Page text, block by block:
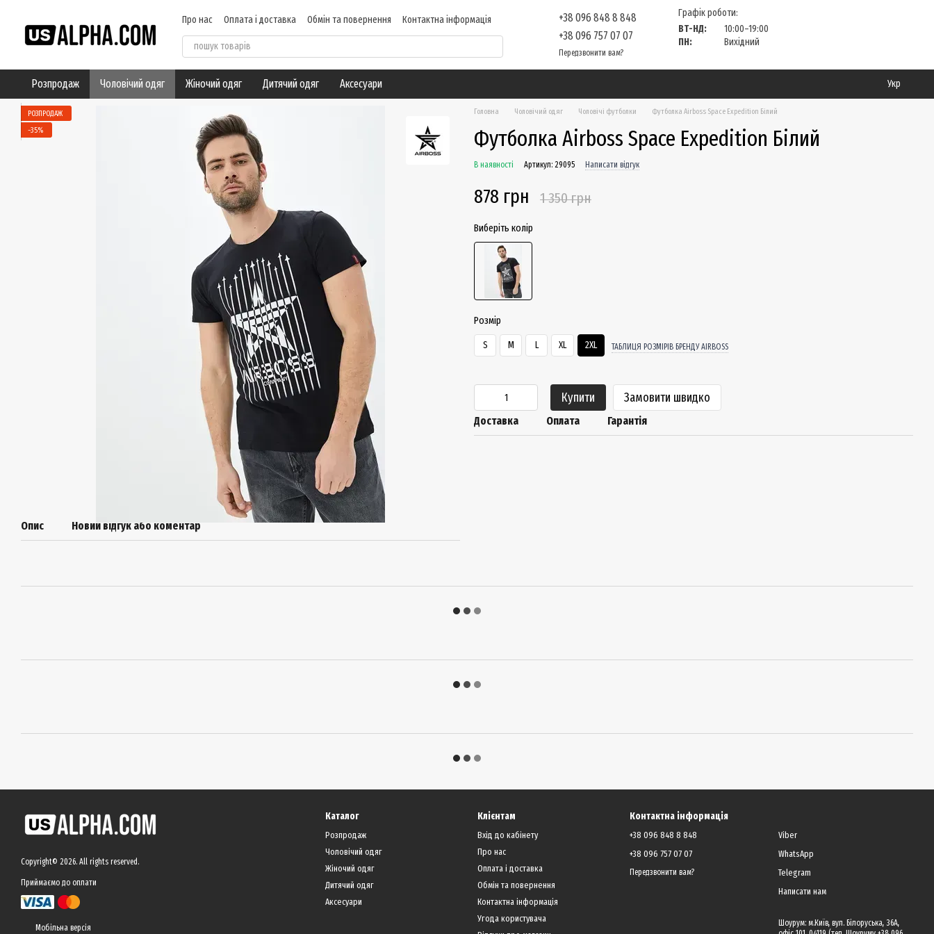
Про нас Оплата і доставка Обмін та повернення
Контактна інформація
Угода користувача
Відгуки про магазин Блог
+38 096 848 8 848
+38 096 757 07 07
Передзвонити вам?
Графік роботи:
ВТ-НД:
10:00–19:00
ПН:
Вихідний
Розпродаж Чоловічий одяг Жіночий одяг Дитячий одяг Аксесуари Укр
РОЗПРОДАЖ
−35%
Опис Новий відгук або коментар
Головна Чоловічий одяг Чоловічі футболки Футболка Airboss Space Expedition Білий
Футболка Airboss Space Expedition Білий
В наявності Артикул: 29095 Написати відгук
878 грн 1 350 грн
Виберіть колір
Розмір
S M L XL 2XL ТАБЛИЦЯ РОЗМІРІВ БРЕНДУ AIRBOSS
Купити Замовити швидко
Доставка Оплата Гарантія
Copyright© 2026. All rights reserved.
Приймаємо до оплати
Мобільна версія
Каталог
Розпродаж
Чоловічий одяг
Жіночий одяг
Дитячий одяг
Аксесуари
Клієнтам
Вхід до кабінету
Про нас
Оплата і доставка
Обмін та повернення
Контактна інформація
Угода користувача
Контактна інформація
+38 096 848 8 848
+38 096 757 07 07
Передзвонити вам?
Viber
WhatsApp
Telegram
Написати нам
Шоурум: м.Київ, вул. Білоруська, 36А,